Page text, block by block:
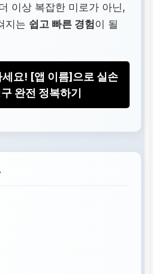
이상 복잡한 미로가 아닌,
지는 쉽고 빠른 경험이 될
요! [앱 이름]으로 실손
완전 정복하기